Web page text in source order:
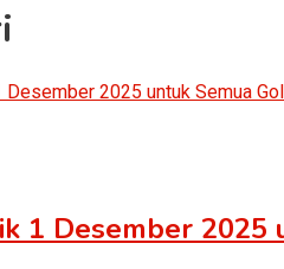
1 Desember 2025